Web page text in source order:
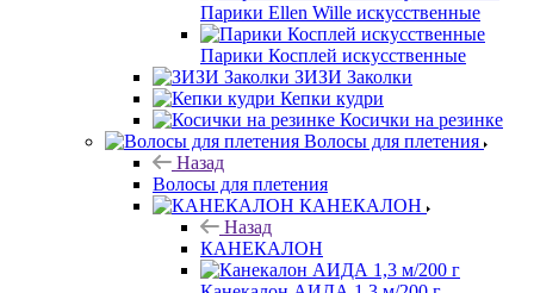
Парики Ellen Wille искусственные
Парики Косплей искусственные
ЗИЗИ Заколки
Кепки кудри
Косички на резинке
Волосы для плетения
Назад
Волосы для плетения
КАНЕКАЛОН
Назад
КАНЕКАЛОН